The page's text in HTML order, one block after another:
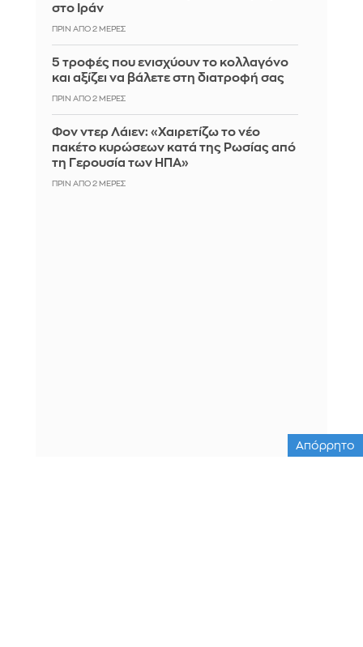
στο Ιράν
ΠΡΙΝ ΑΠΌ 2 ΜΈΡΕΣ
5 τροφές που ενισχύουν το κολλαγόνο
και αξίζει να βάλετε στη διατροφή σας
ΠΡΙΝ ΑΠΌ 2 ΜΈΡΕΣ
Φον ντερ Λάιεν: «Χαιρετίζω το νέο
πακέτο κυρώσεων κατά της Ρωσίας από
τη Γερουσία των ΗΠΑ»
ΠΡΙΝ ΑΠΌ 2 ΜΈΡΕΣ
Απόρρητο